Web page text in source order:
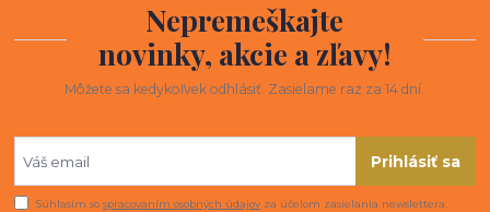
Nepremeškajte
novinky, akcie a zľavy!
Môžete sa kedykoľvek odhlásiť. Zasielame raz za 14 dní.
Prihlásiť sa
Súhlasím sospracovaním osobných údajov za účelom zasielania newslettera.